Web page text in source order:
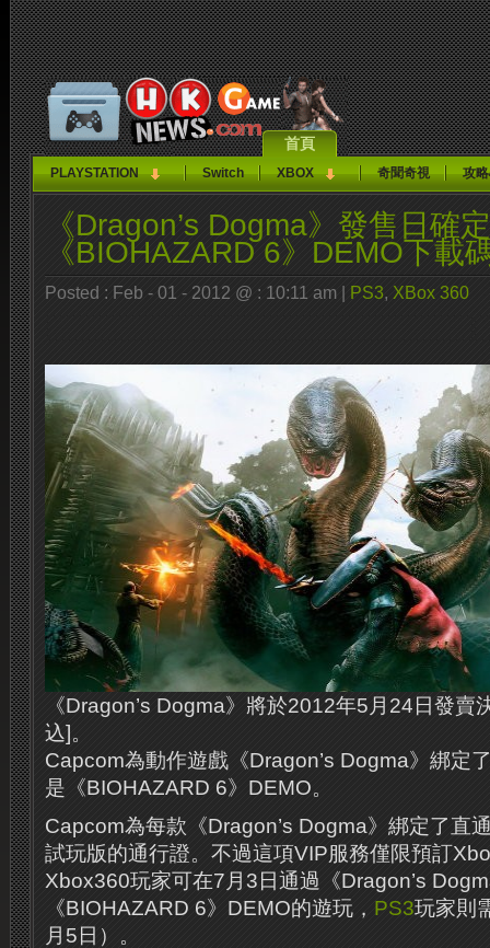
首頁
PLAYSTATION Switch XBOX 奇聞奇視 攻
《Dragon’s Dogma》發售日確
《BIOHAZARD 6》DEMO下載
Posted : Feb - 01 - 2012 @ : 10:11 am | PS3, XBox 360
《Dragon’s Dogma》將於2012年5月24日發賣
込]。
Capcom為動作遊戲《Dragon’s Dogma》綁定
是《BIOHAZARD 6》DEMO。
Capcom為每款《Dragon’s Dogma》綁定了直
試玩版的通行證。不過這項VIP服務僅限預訂
Xbox360玩家可在7月3日通過《Dragon’s
《BIOHAZARD 6》DEMO的遊玩， PS3玩家則
月5日）。